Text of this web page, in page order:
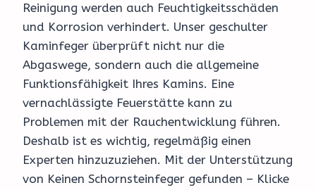
Reinigung werden auch Feuchtigkeitsschäden
und Korrosion verhindert. Unser geschulter
Kaminfeger überprüft nicht nur die
Abgaswege, sondern auch die allgemeine
Funktionsfähigkeit Ihres Kamins. Eine
vernachlässigte Feuerstätte kann zu
Problemen mit der Rauchentwicklung führen.
Deshalb ist es wichtig, regelmäßig einen
Experten hinzuzuziehen. Mit der Unterstützung
von Keinen Schornsteinfeger gefunden – Klicke